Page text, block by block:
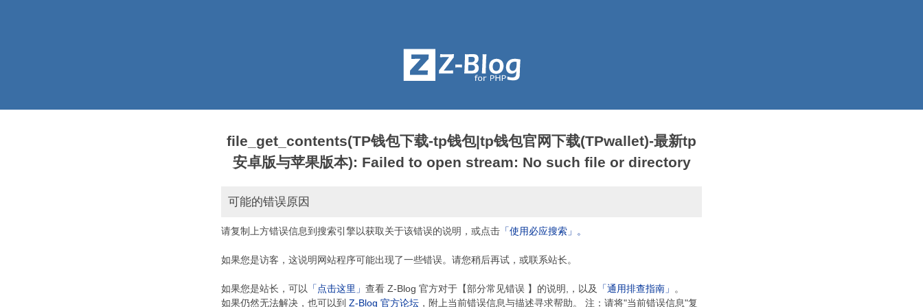
file_get_contents(TP钱包下载-tp钱包|tp钱包官网下载(TPwallet)-最新tp
安卓版与苹果版本): Failed to open stream: No such file or directory
可能的错误原因
请复制上方错误信息到搜索引擎以获取关于该错误的说明，或点击 「使用必应搜索」。
如果您是访客，这说明网站程序可能出现了一些错误。请您稍后再试，或联系站长。
如果您是站长，可以 「点击这里」 查看 Z-Blog 官方对于【部分常见错误 】的说明,，以及 「通用排查指南」
。
如果仍然无法解决，也可以到 Z-Blog 官方论坛 ，附上当前错误信息与描述寻求帮助。 注：请将"当前错误信息"复